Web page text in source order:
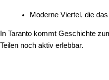
Moderne Viertel, die
In Taranto kommt Geschichte
Teilen noch aktiv erlebbar.